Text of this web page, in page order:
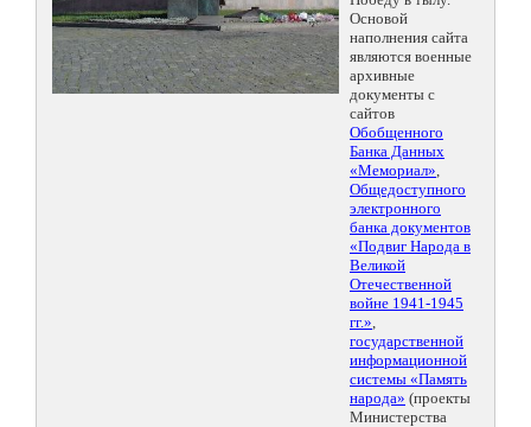
Основой
наполнения сайта
являются военные
архивные
документы с
сайтов
Обобщенного
Банка Данных
«Мемориал»,
Общедоступного
электронного
банка документов
«Подвиг Народа в
Великой
Отечественной
войне 1941-1945
гг.»,
государственной
информационной
системы «Память
народа» (проекты
Министерства